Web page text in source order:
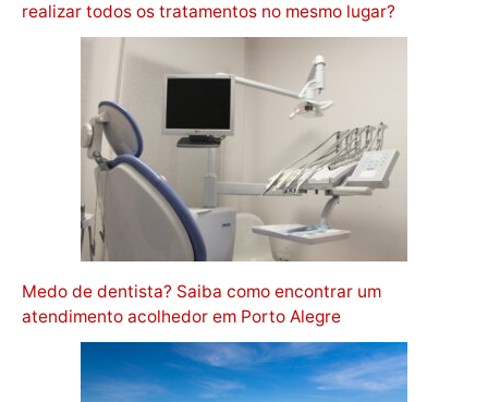
realizar todos os tratamentos no mesmo lugar?
Medo de dentista? Saiba como encontrar um
atendimento acolhedor em Porto Alegre